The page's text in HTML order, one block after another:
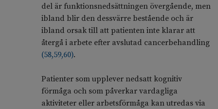
del är funktionsnedsättningen övergående, men
ibland blir den dessvärre bestående och är
ibland orsak till att patienten inte klarar att
återgå i arbete efter avslutad cancerbehandling
(58,59,60).
Patienter som upplever nedsatt kognitiv
förmåga och som påverkar vardagliga
aktiviteter eller arbetsförmåga kan utredas via